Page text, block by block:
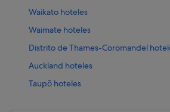
Waikato hoteles
Waimate hoteles
Distrito de Thames-Coromandel
Auckland hoteles
Taupō hoteles